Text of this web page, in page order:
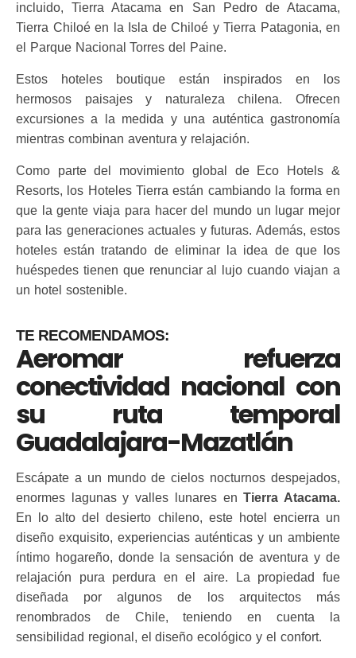
incluido, Tierra Atacama en San Pedro de Atacama,
Tierra Chiloé en la Isla de Chiloé y Tierra Patagonia, en
el Parque Nacional Torres del Paine.
Estos hoteles boutique están inspirados en los
hermosos paisajes y naturaleza chilena. Ofrecen
excursiones a la medida y una auténtica gastronomía
mientras combinan aventura y relajación.
Como parte del movimiento global de Eco Hotels &
Resorts, los Hoteles Tierra están cambiando la forma en
que la gente viaja para hacer del mundo un lugar mejor
para las generaciones actuales y futuras. Además, estos
hoteles están tratando de eliminar la idea de que los
huéspedes tienen que renunciar al lujo cuando viajan a
un hotel sostenible.
TE RECOMENDAMOS:
Aeromar refuerza
conectividad nacional con
su ruta temporal
Guadalajara-Mazatlán
Escápate a un mundo de cielos nocturnos despejados,
enormes lagunas y valles lunares enTierra Atacama.
En lo alto del desierto chileno, este hotel encierra un
diseño exquisito, experiencias auténticas y un ambiente
íntimo hogareño, donde la sensación de aventura y de
relajación pura perdura en el aire. La propiedad fue
diseñada por algunos de los arquitectos más
renombrados de Chile, teniendo en cuenta la
sensibilidad regional, el diseño ecológico y el confort.